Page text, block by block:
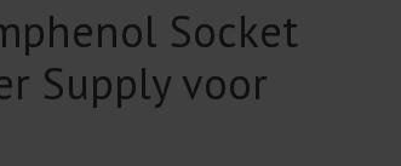
Socket
Supply voor